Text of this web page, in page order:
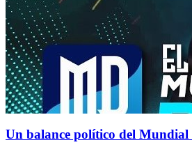
Un balance político del Mundial